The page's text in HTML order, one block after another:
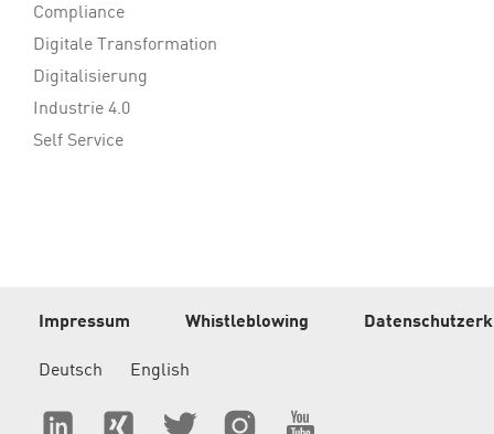
Compliance
Digitale Transformation
Digitalisierung
Industrie 4.0
Self Service
Impressum Whistleblowing
Deutsch English